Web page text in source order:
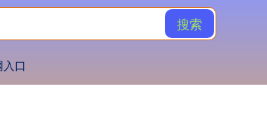
搜索
口